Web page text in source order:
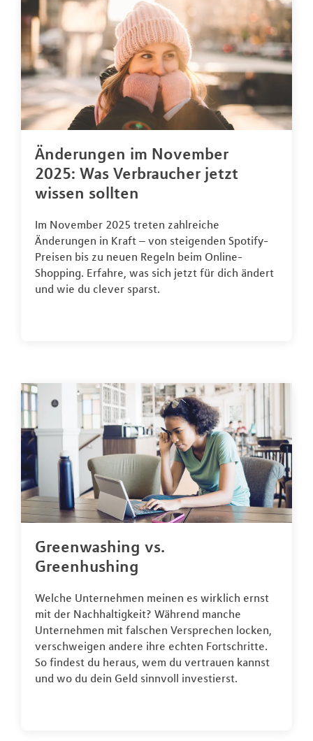
Änderungen im November
2025: Was Verbraucher jetzt
wissen sollten
Im November 2025 treten zahlreiche
Änderungen in Kraft – von steigenden Spotify-
Preisen bis zu neuen Regeln beim Online-
Shopping. Erfahre, was sich jetzt für dich ändert
und wie du clever sparst.
Greenwashing vs.
Greenhushing
Welche Unternehmen meinen es wirklich ernst
mit der Nachhaltigkeit? Während manche
Unternehmen mit falschen Versprechen locken,
verschweigen andere ihre echten Fortschritte.
So findest du heraus, wem du vertrauen kannst
und wo du dein Geld sinnvoll investierst.